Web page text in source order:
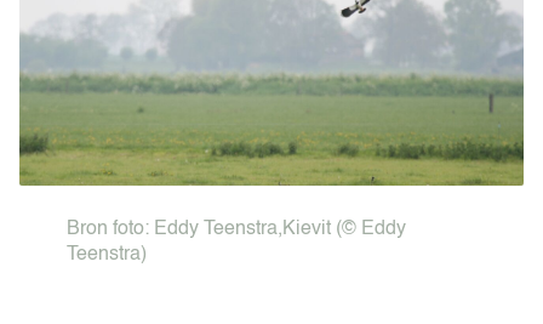
Nieuws
Nieuwsbrief
Agenda
ZIE OOK
Leermateriaal op niveau
Projecten
In de regio
Bron foto: Eddy Teenstra,Kievit(© Eddy
Teenstra)